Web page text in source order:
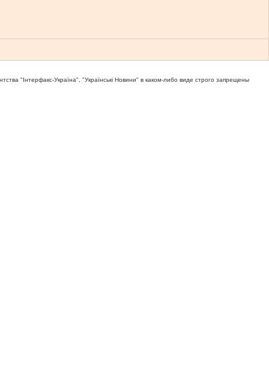
"Iнтерфакс-Україна", "Українськi Новини" в каком-либо виде строго запрещены